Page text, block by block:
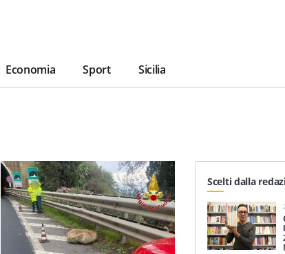
Economia Sport Sicilia
Scelti dalla